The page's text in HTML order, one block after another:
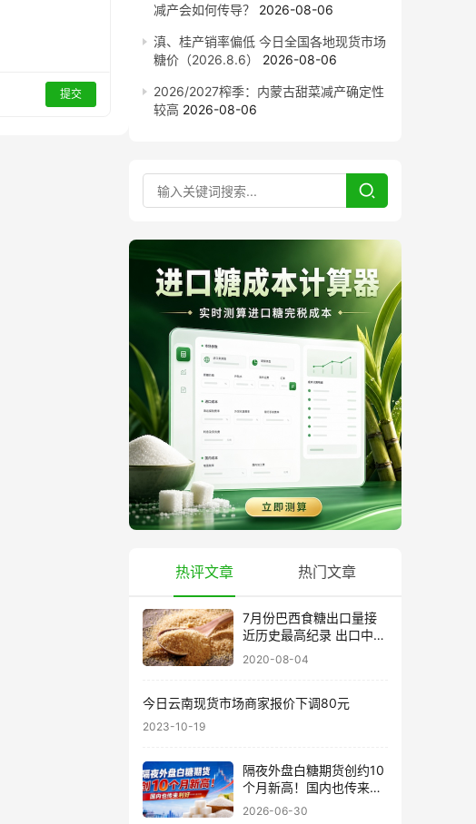
提交
减产会如何传导？
2026-08-06
滇、桂产销率偏低 今日全国各地现货市场
糖价（2026.8.6）
2026-08-06
2026/2027榨季：内蒙古甜菜减产确定性
较高 2026-08-06
热评文章 热门文章
7月份巴西食糖出口量接
近历史最高纪录 出口中国
超40万吨
2020-08-04
今日云南现货市场商家报价下调80元
2023-10-19
隔夜外盘白糖期货创约10
个月新高！国内也传来利
好……
2026-06-30